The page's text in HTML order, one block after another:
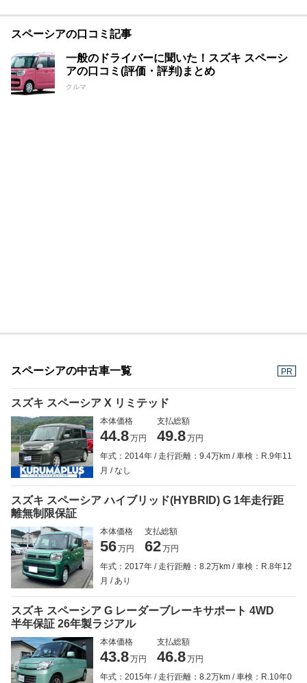
スペーシアの口コミ記事
一般のドライバーに聞いた！スズキ スペーシ
アの口コミ(評価・評判)まとめ
クルマ
スペーシアの中古車一覧 PR
スズキ スペーシア X リミテッド
本体価格
44.8万円
支払総額
49.8万円
年式：2014年
走行距離：9.4万km
車検：R.9年11
月
なし
スズキ スペーシア ハイブリッド(HYBRID) G 1年走行距
離無制限保証
本体価格
56万円
支払総額
62万円
年式：2017年
走行距離：8.2万km
車検：R.8年12
月
あり
スズキ スペーシア G レーダーブレーキサポート 4WD
半年保証 26年製ラジアル
本体価格
43.8万円
支払総額
46.8万円
年式：2015年
走行距離：8.2万km
車検：R.10年0